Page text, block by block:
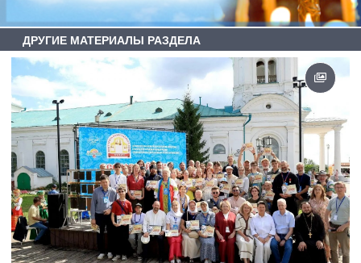
ДРУГИЕ МАТЕРИАЛЫ РАЗДЕЛА